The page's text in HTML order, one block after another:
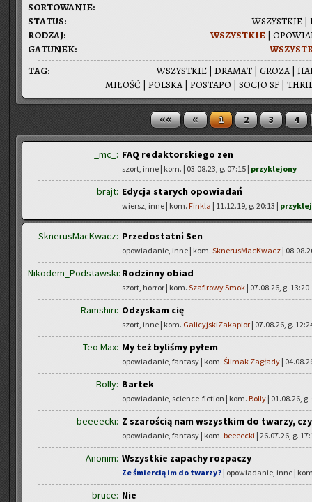
WSZYST­KIE |
WSZYST­KIE |
SOR­TO­WA­NIE:
STA­TUS:
RO­DZAJ:
GA­TU­NEK:
WSZYST­KIE | DRA­MAT | GROZA|
MI­ŁOŚĆ | POL­SKA| PO­STA­PO | SOCJO SF |
TAG:
«« « 1 2 3 4
_mc_: FAQ redaktorskiego zen
szort, inne | kom. | 03.08.23, g. 07:15 | przyklejony
brajt: Edycja starych opowiadań
wiersz, inne | kom. Finkla | 11.12.19, g. 20:13 |
SknerusMacKwacz: Przedostatni Sen
opowiadanie, inne | kom. SknerusMacKwacz |
Nikodem_Podstawski: Rodzinny obiad
szort, horror | kom. Szafirowy Smok | 07.08.26, g. 13:20
Ramshiri: Odzyskam cię
szort, inne | kom. GalicyjskiZakapior | 07.08.26, g.
Teo Max: My też byliśmy pyłem
opowiadanie, fantasy | kom. Ślimak Zagłady |
Bolly: Bartek
opowiadanie, science-fiction | kom. Bolly | 01.08.26, g.
beeeecki: Z szarością nam wszystkim do twarzy,
opowiadanie, fantasy | kom. beeeecki | 26.07.26, g.
Anonim: Wszystkie zapachy rozpaczy
Ze śmiercią im do twarzy? | opowiadanie, inne |
bruce: Nie